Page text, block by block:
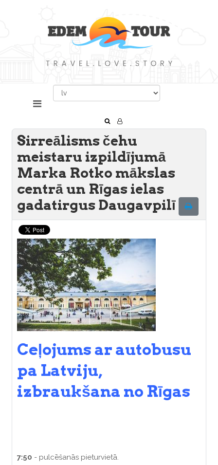
Sirreālisms čehu
meistaru izpildījumā
Marka Rotko mākslas
centrā un Rīgas ielas
gadatirgus Daugavpilī
Ceļojums ar autobusu
pa Latviju,
izbraukšana no Rīgas
7:50 - pulcēšanās pieturvietā.